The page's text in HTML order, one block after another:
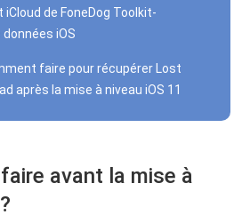
iCloud de FoneDog Toolkit-
iOS
faire pour récupérer Lost
après la mise à niveau iOS 11
avant la mise à